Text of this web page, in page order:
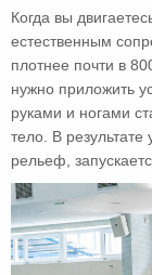
Когда вы
естественным
плотнее почти в
нужно приложить
руками и ногами
тело. В
рельеф,